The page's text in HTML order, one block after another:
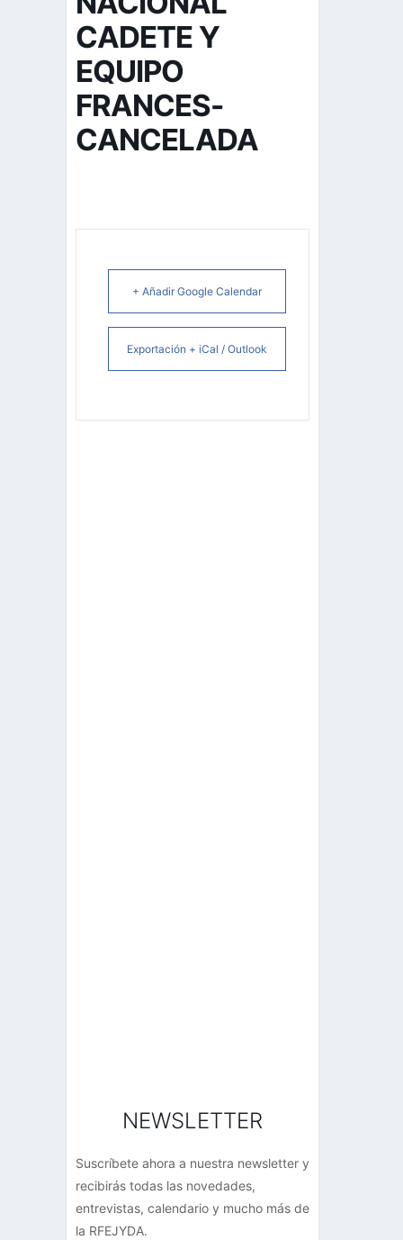
CADETE Y
EQUIPO
FRANCES-
CANCELADA
+ Añadir Google Calendar
Exportación + iCal / Outlook
NEWSLETTER
Suscríbete ahora a nuestra newsletter y
recibirás todas las novedades,
entrevistas, calendario y mucho más de
la RFEJYDA.